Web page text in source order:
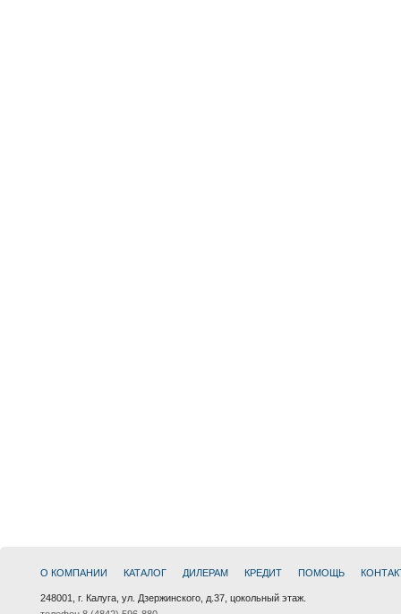
О КОМПАНИИ КАТАЛОГ ДИЛЕРАМ КРЕДИТ ПОМОЩЬ
248001, г. Калуга, ул. Дзержинского, д.37, цокольный этаж.